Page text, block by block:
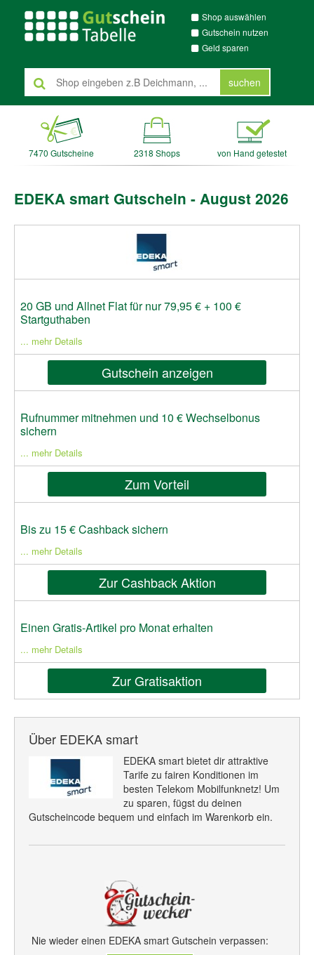
Shop auswählen
Gutschein nutzen
Geld sparen
suchen
7470 Gutscheine 2318 Shops von Hand getestet
EDEKA smart Gutschein - August 2026
20 GB und Allnet Flat für nur 79,95 € + 100 €
Startguthaben
... mehr Details
Gutschein anzeigen
Rufnummer mitnehmen und 10 € Wechselbonus
sichern
... mehr Details
Zum Vorteil
Bis zu 15 € Cashback sichern
... mehr Details
Zur Cashback Aktion
Einen Gratis-Artikel pro Monat erhalten
... mehr Details
Zur Gratisaktion
Über EDEKA smart
EDEKA smart bietet dir attraktive
Tarife zu fairen Konditionen im
besten Telekom Mobilfunknetz! Um
zu sparen, fügst du deinen
Gutscheincode bequem und einfach im Warenkorb ein.
Nie wieder einen EDEKA smart Gutschein verpassen: